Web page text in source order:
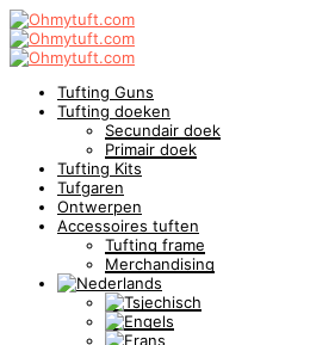
Tufting Guns
Tufting doeken
Secundair doek
Primair doek
Tufting Kits
Tufgaren
Ontwerpen
Accessoires tuften
Tufting frame
Merchandising